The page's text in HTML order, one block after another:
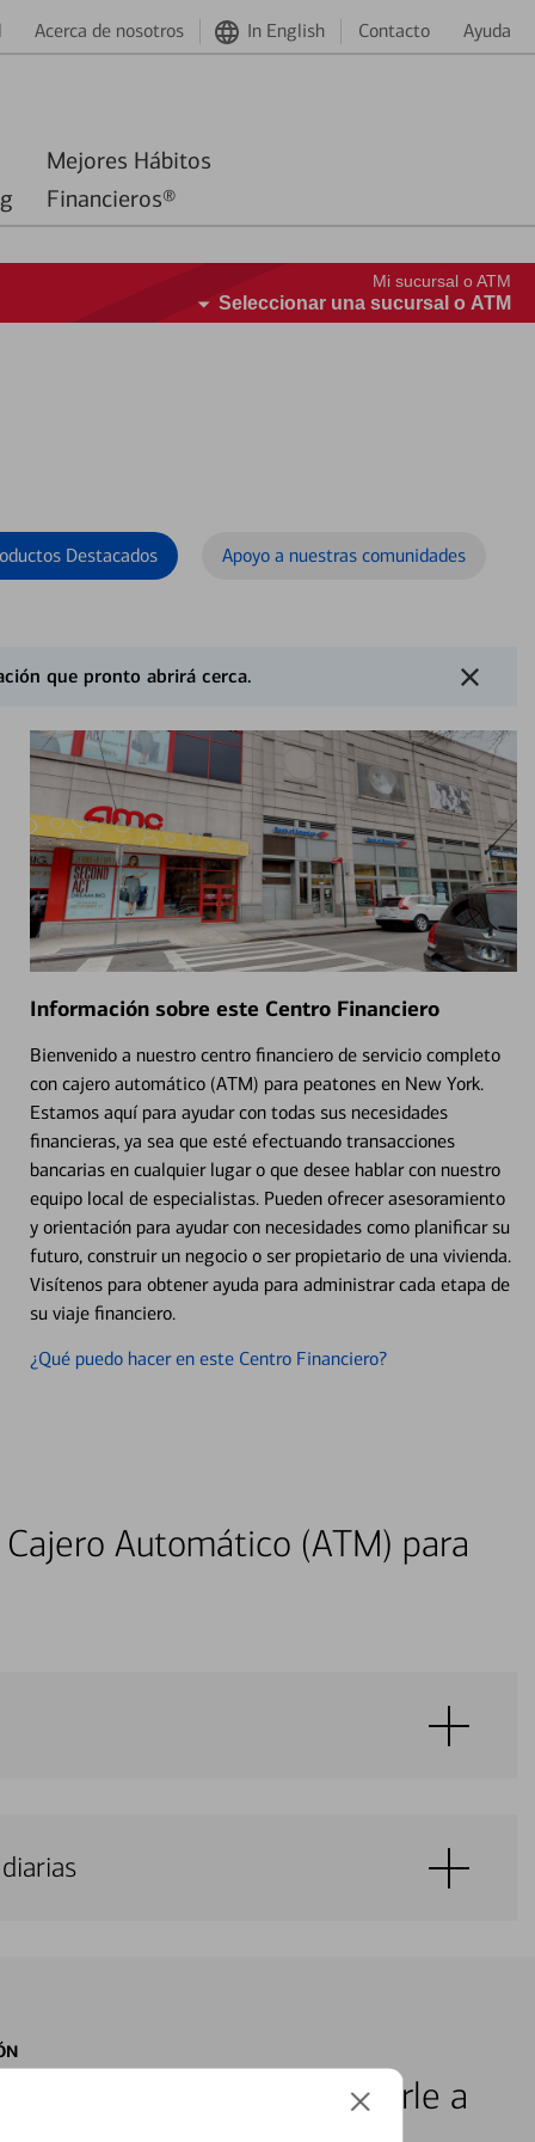
Acerca de nosotros In English Contacto Ayuda
Mejores Hábitos
Financieros®
Mi sucursal o ATM
Seleccionar una sucursal o ATM
Destacados Apoyo a nuestras comunidades
que pronto abrirá cerca.
Información sobre este Centro Financiero
Bienvenido a nuestro centro financiero de servicio completo
con cajero automático (ATM) para peatones en New York.
Estamos aquí para ayudar con todas sus necesidades
financieras, ya sea que esté efectuando transacciones
bancarias en cualquier lugar o que desee hablar con nuestro
equipo local de especialistas. Pueden ofrecer asesoramiento
y orientación para ayudar con necesidades como planificar su
futuro, construir un negocio o ser propietario de una vivienda.
Visítenos para obtener ayuda para administrar cada etapa de
su viaje financiero.
¿Qué puedo hacer en este Centro Financiero?
Automático (ATM) para
locales listos para ayudarle a